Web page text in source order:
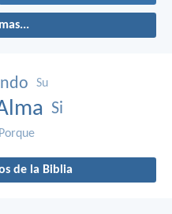
Su
Si
Porque
de la Biblia